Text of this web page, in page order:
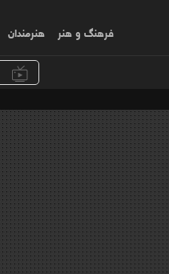
فرهنگ و هنر هنرمندان